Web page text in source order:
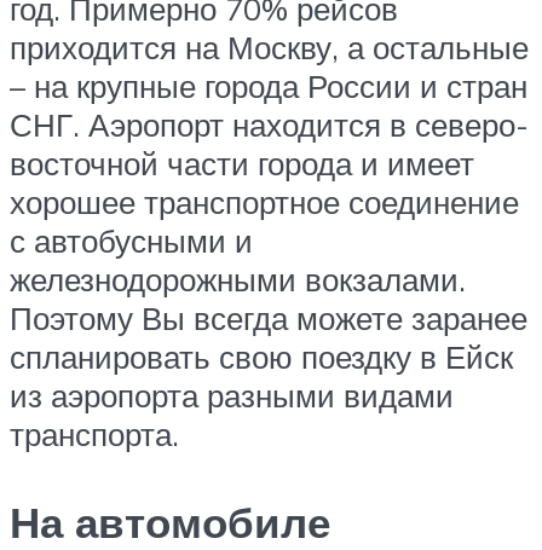
год. Примерно 70% рейсов
приходится на Москву, а остальные
– на крупные города России и стран
СНГ. Аэропорт находится в северо-
восточной части города и имеет
хорошее транспортное соединение
с автобусными и
железнодорожными вокзалами.
Поэтому Вы всегда можете заранее
спланировать свою поездку в Ейск
из аэропорта разными видами
транспорта.
На автомобиле